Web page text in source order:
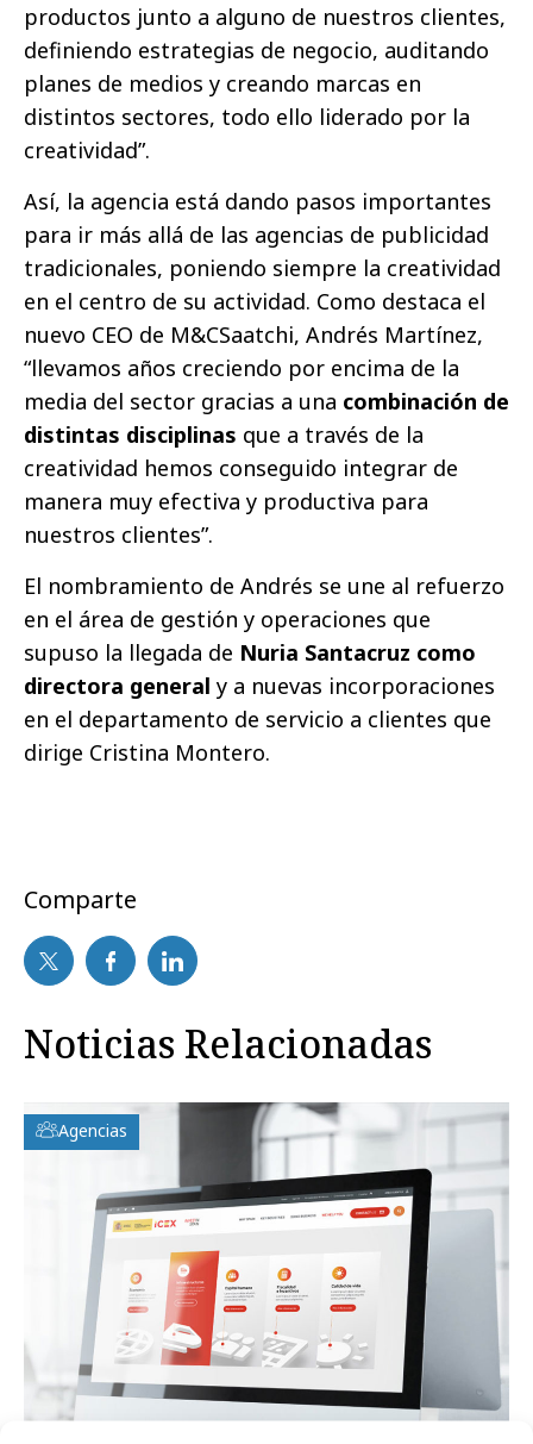
productos junto a alguno de nuestros clientes,
definiendo estrategias de negocio, auditando
planes de medios y creando marcas en
distintos sectores, todo ello liderado por la
creatividad”.
Así, la agencia está dando pasos importantes
para ir más allá de las agencias de publicidad
tradicionales, poniendo siempre la creatividad
en el centro de su actividad. Como destaca el
nuevo CEO de M&CSaatchi, Andrés Martínez,
“llevamos años creciendo por encima de la
media del sector gracias a una combinación de
distintas disciplinas que a través de la
creatividad hemos conseguido integrar de
manera muy efectiva y productiva para
nuestros clientes”.
El nombramiento de Andrés se une al refuerzo
en el área de gestión y operaciones que
supuso la llegada de Nuria Santacruz como
directora general y a nuevas incorporaciones
en el departamento de servicio a clientes que
dirige Cristina Montero.
Comparte
Noticias Relacionadas
Agencias